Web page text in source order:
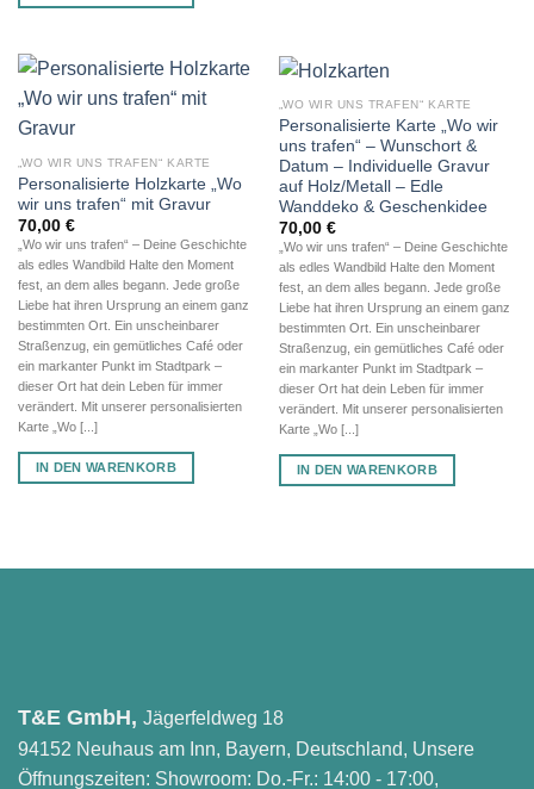
„WO WIR UNS TRAFEN“ KARTE
Personalisierte Holzkarte „Wo
wir uns trafen“ mit Gravur
70,00 €
„Wo wir uns trafen“ – Deine Geschichte
als edles Wandbild Halte den Moment
fest, an dem alles begann. Jede große
Liebe hat ihren Ursprung an einem ganz
bestimmten Ort. Ein unscheinbarer
Straßenzug, ein gemütliches Café oder
ein markanter Punkt im Stadtpark –
dieser Ort hat dein Leben für immer
verändert. Mit unserer personalisierten
Karte „Wo [...]
IN DEN WARENKORB
„WO WIR UNS TRAFEN“ KARTE
Personalisierte Karte „Wo wir
uns trafen“ – Wunschort &
Datum – Individuelle Gravur
auf Holz/Metall – Edle
Wanddeko & Geschenkidee
70,00 €
„Wo wir uns trafen“ – Deine Geschichte
als edles Wandbild Halte den Moment
fest, an dem alles begann. Jede große
Liebe hat ihren Ursprung an einem ganz
bestimmten Ort. Ein unscheinbarer
Straßenzug, ein gemütliches Café oder
ein markanter Punkt im Stadtpark –
dieser Ort hat dein Leben für immer
verändert. Mit unserer personalisierten
Karte „Wo [...]
IN DEN WARENKORB
T&E GmbH, Jägerfeldweg 18
94152 Neuhaus am Inn, Bayern, Deutschland, Unsere
Öffnungszeiten: Showroom: Do.-Fr.: 14:00 - 17:00,